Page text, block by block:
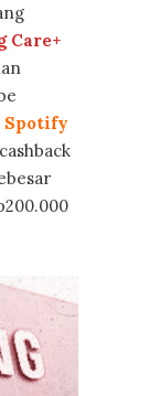
Care+
Spotify